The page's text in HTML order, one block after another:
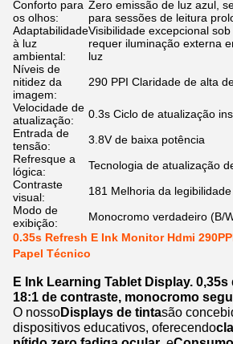
Conforto para
os olhos:
Zero emissão de luz azul,
para sessões de leitura
Adaptabilidade
à luz
ambiental:
Visibilidade excepcional
requer iluminação externa
luz
Níveis de
nitidez da
imagem:
290 PPI Claridade de alta
Velocidade de
atualização:
0.3s Ciclo de atualização
Entrada de
tensão:
3.8V de baixa potência
Refresque a
lógica:
Tecnologia de atualização
Contraste
visual:
181 Melhoria da legibilidade
Modo de
exibição:
Monocromo verdadeiro (B/
0.35s Refresh E Ink Monitor Hdmi
Papel Técnico
E Ink Learning Tablet Display. 0,35s
18:1 de contraste, monocromo
O nossoDisplays de tintasão
dispositivos educativos, oferecendo